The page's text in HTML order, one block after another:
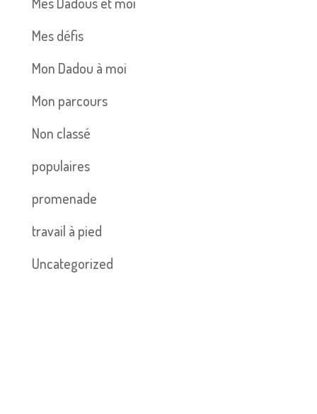
Mes défis
Mon Dadou à moi
Mon parcours
Non classé
populaires
promenade
travail à pied
Uncategorized